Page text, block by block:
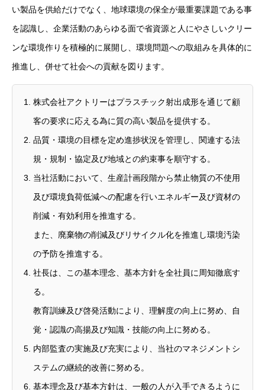
い製品を供給だけでなく、地球環境の保全が最重要課題である事
を認識し、企業活動のあらゆる面で省資源と人にやさしいクリー
ンな環境作りを積極的に展開し、環境問題への取組みを具体的に
推進し、併せて社会への貢献を図ります。
株式会社アクトリーはプラスチック射出成形を通じて顧
客の要求に応える為に質の高い製品を提供する。
品質・環境の目標を定め進捗状況を管理し、関連する法
規・規制・協定及び地域との約束事を順守する。
当社活動において、生産計画段階から禁止物質の不使用
及び環境負荷低減への配慮を行いエネルギー及び資材の
削減・有効利用を推進する。
また、廃棄物の削減及びリサイクル化を推進し環境汚染
の予防を推進する。
社長は、この基本理念、基本方針を全社員に周知徹底す
る。
教育訓練及び啓発活動により、理解度の向上に努め、自
覚・認識の高揚及び知識・技能の向上に努める。
内部監査の実施及び充実により、当社のマネジメントシ
ステムの継続的改善に努める。
基本理念及び基本方針は、一般の人が入手できるように